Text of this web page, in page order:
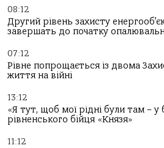
08:12
Другий рівень захисту
завершать до початку
07:12
Рівне попрощається із двома
життя на війні
13:12
«Я тут, щоб мої рідні були там – у
рівненського бійця «Князя»
11:12